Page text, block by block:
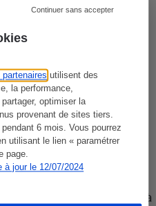
partenaires utilisent des
la performance,
optimiser la
provenant de sites tiers.
6 mois. Vous pourrez
utilisant le lien « paramétrer
page.
à jour le 12/07/2024
Continuer sans accepter
propose le
géolocalisés
sur l’ensemble
Les produits de
sont comparés à